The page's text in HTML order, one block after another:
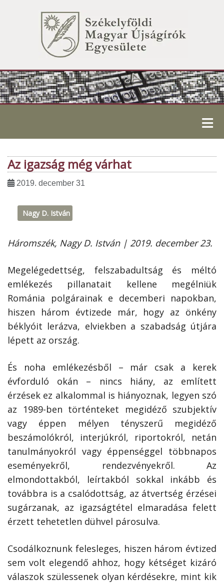
≡
Az igazság még várhat
2019. december 31
Nagy D. István
Háromszék, Nagy D. István | 2019. december 23.
Megelégedettség, felszabadultság és méltó
emlékezés pillanatait kellene megélniük
Románia polgárainak e decemberi napokban,
hiszen három évtizede már, hogy az önkény
béklyóit lerázva, elviekben a szabadság útjára
lépett az ország.
És noha emlékezésből – már csak a kerek
évforduló okán – nincs hiány, az említett
érzések ez alkalommal is hiányoznak, legyen szó
az 1989-ben történteket megidéző szubjektív
vagy éppen mélyen tényszerű megidéző
beszámolókról, interjúkról, riportokról, netán
tanulmányokról vagy éppenséggel többnapos
eseményekről, rendezvényekről. Az
elmondottakból, leírtakból sokkal inkább és
továbbra is a csalódottság, az átvertség érzései
sugárzanak, az igazságtétel elmaradása felett
érzett tehetetlen dühvel párosulva.
Csodálkoznunk felesleges, hiszen három évtized
sem volt elegendő ahhoz, hogy kétséget kizáró
válaszok szülessenek olyan kérdésekre, mint kik